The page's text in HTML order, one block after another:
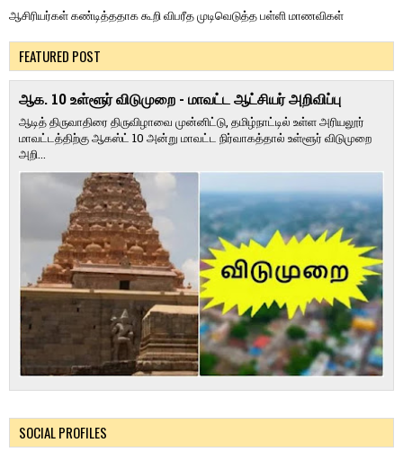
ஆசிரியர்கள் கண்டித்ததாக கூறி விபரீத முடிவெடுத்த பள்ளி மாணவிகள்
FEATURED POST
ஆக. 10 உள்ளூர் விடுமுறை - மாவட்ட ஆட்சியர் அறிவிப்பு
ஆடித் திருவாதிரை திருவிழாவை முன்னிட்டு, தமிழ்நாட்டில் உள்ள அரியலூர்
மாவட்டத்திற்கு ஆகஸ்ட் 10 அன்று மாவட்ட நிர்வாகத்தால் உள்ளூர் விடுமுறை
அறி...
SOCIAL PROFILES